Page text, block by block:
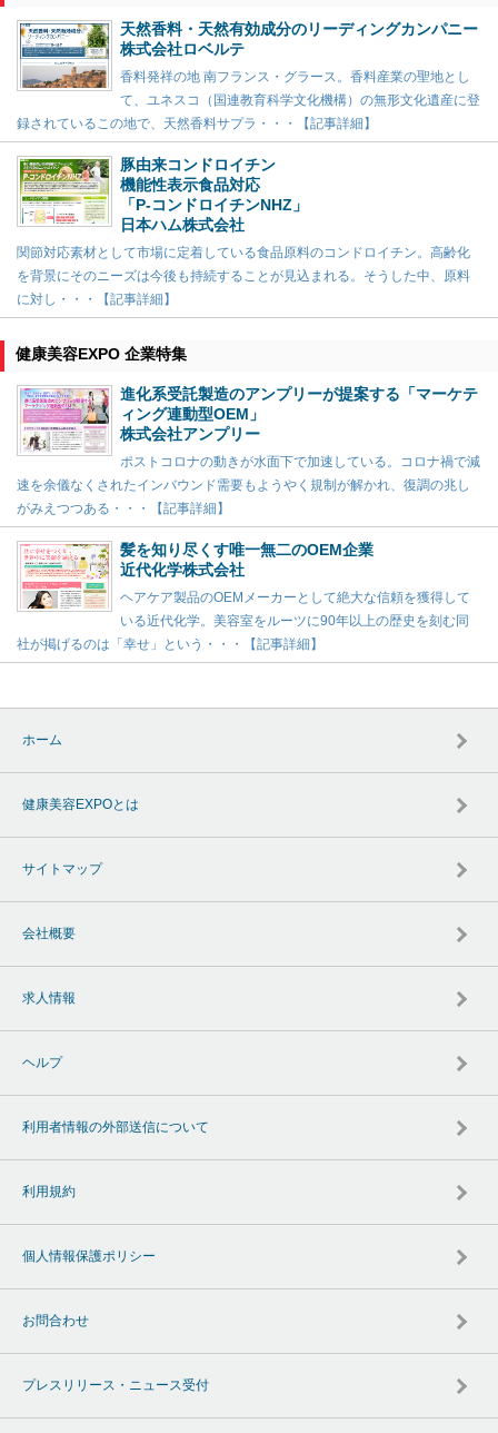
天然香料・天然有効成分のリーディングカンパニー
株式会社ロベルテ
香料発祥の地 南フランス・グラース。香料産業の聖地とし
て、ユネスコ（国連教育科学文化機構）の無形文化遺産に登
録されているこの地で、天然香料サプラ・・・【記事詳細】
豚由来コンドロイチン
機能性表示食品対応
「P-コンドロイチンNHZ」
日本ハム株式会社
関節対応素材として市場に定着している食品原料のコンドロイチン。高齢化
を背景にそのニーズは今後も持続することが見込まれる。そうした中、原料
に対し・・・【記事詳細】
健康美容EXPO 企業特集
進化系受託製造のアンプリーが提案する「マーケテ
ィング連動型OEM」
株式会社アンプリー
ポストコロナの動きが水面下で加速している。コロナ禍で減
速を余儀なくされたインバウンド需要もようやく規制が解かれ、復調の兆し
がみえつつある・・・【記事詳細】
髪を知り尽くす唯一無二のOEM企業
近代化学株式会社
ヘアケア製品のOEMメーカーとして絶大な信頼を獲得して
いる近代化学。美容室をルーツに90年以上の歴史を刻む同
社が掲げるのは「幸せ」という・・・【記事詳細】
ホーム
健康美容EXPOとは
サイトマップ
会社概要
求人情報
ヘルプ
利用者情報の外部送信について
利用規約
個人情報保護ポリシー
お問合わせ
プレスリリース・ニュース受付